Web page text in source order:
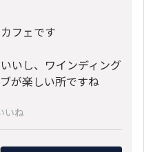
フェです
いし、ワインディング
が楽しい所ですね
いね